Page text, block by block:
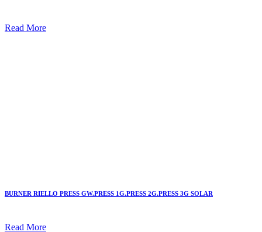
Read More
BURNER RIELLO PRESS GW.PRESS 1G.PRESS 2G.PRESS 3G SOLAR
Read More